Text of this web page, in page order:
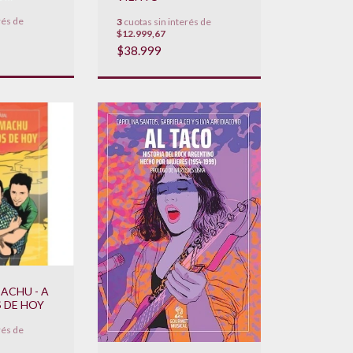
de
3cuotas sin interés de
$12.999,67
$38.999
- A
DE HOY
de